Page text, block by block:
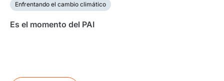
Enfrentando el cambio climático
Es el momento del PAI